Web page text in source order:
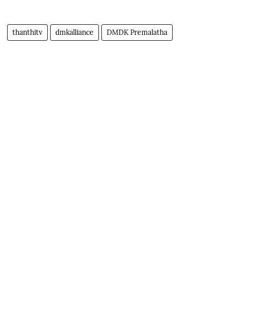
thanthitv dmkalliance DMDK Premalatha